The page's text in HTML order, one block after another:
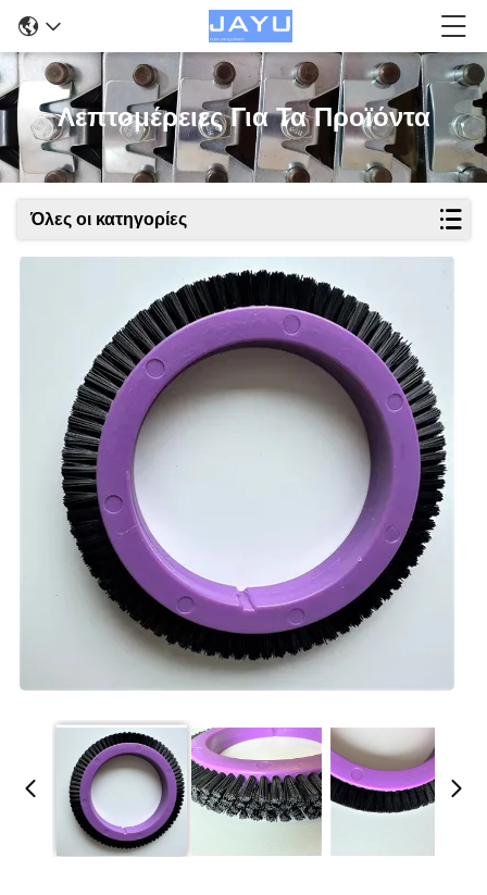
Λεπτομέρειες Για Τα Προϊόντα
Όλες οι κατηγορίες